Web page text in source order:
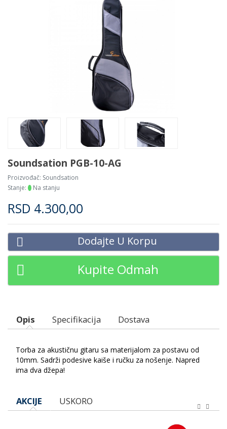
Soundsation PGB-10-AG
Proizvođač: Soundsation
Stanje:
Na stanju
RSD 4.300,00
Dodajte U Korpu
Kupite Odmah
Opis Specifikacija Dostava
Torba za akustičnu gitaru sa materijalom za postavu od
10mm. Sadrži podesive kaiše i ručku za nošenje. Napred
ima dva džepa!
AKCIJE USKORO